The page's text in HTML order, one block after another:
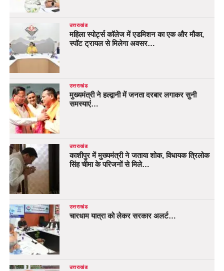
उत्तराखंड
महिला स्पोर्ट्स कॉलेज में एडमिशन का एक और मौका,
स्पॉट ट्रायल से मिलेगा अवसर…
उत्तराखंड
मुख्यमंत्री ने हल्द्वानी में जनता दरबार लगाकर सुनी
समस्याएं…
उत्तराखंड
काशीपुर में मुख्यमंत्री ने जताया शोक, विधायक त्रिलोक
सिंह चीमा के परिजनों से मिले…
उत्तराखंड
चारधाम यात्रा को लेकर सरकार अलर्ट…
उत्तराखंड